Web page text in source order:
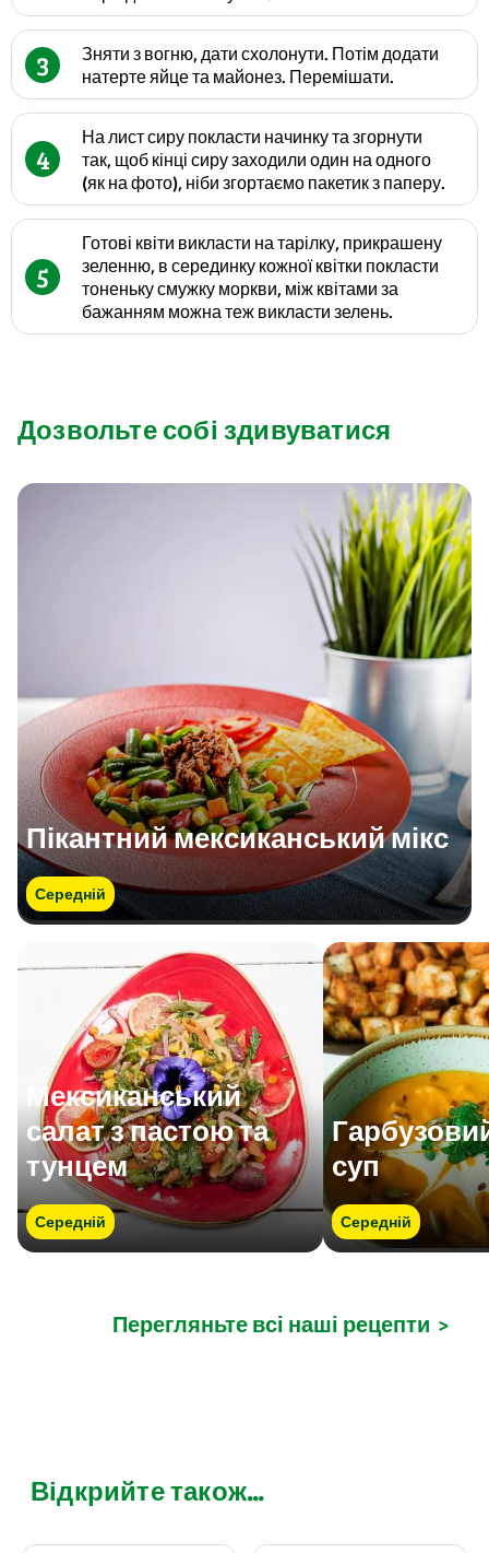
3
Зняти з вогню, дати схолонути. Потім додати
натерте яйце та майонез. Перемішати.
4
На лист сиру покласти начинку та згорнути
так, щоб кінці сиру заходили один на одного
(як на фото), ніби згортаємо пакетик з паперу.
5
Готові квіти викласти на тарілку, прикрашену
зеленню, в серединку кожної квітки покласти
тоненьку смужку моркви, між квітами за
бажанням можна теж викласти зелень.
Дозвольте собі здивуватися
Пікантний мексиканський мікс
Середній
Мексиканський
салат з пастою та
тунцем
Середній
суп
Середній
Перегляньте всі наші рецепти >
Відкрийте також...